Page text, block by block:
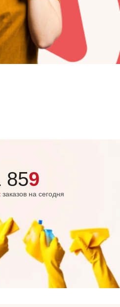
859
заказов на сегодня